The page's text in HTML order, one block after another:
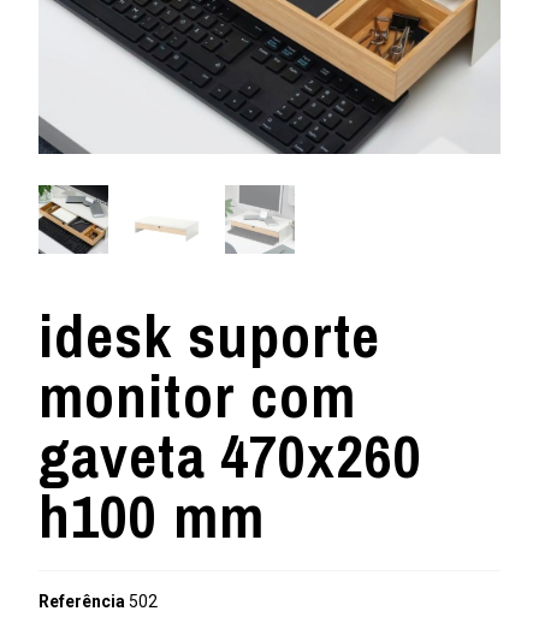
idesk suporte
monitor com
gaveta 470x260
h100 mm
Referência 502